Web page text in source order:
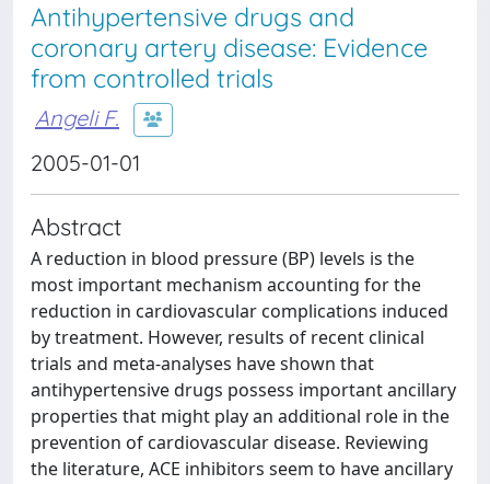
Antihypertensive drugs and
coronary artery disease: Evidence
from controlled trials
Angeli F.
2005-01-01
Abstract
A reduction in blood pressure (BP) levels is the
most important mechanism accounting for the
reduction in cardiovascular complications induced
by treatment. However, results of recent clinical
trials and meta-analyses have shown that
antihypertensive drugs possess important ancillary
properties that might play an additional role in the
prevention of cardiovascular disease. Reviewing
the literature, ACE inhibitors seem to have ancillary